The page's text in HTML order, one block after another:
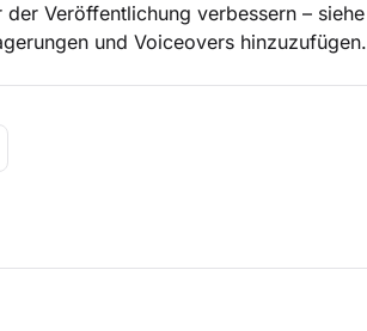
Veröffentlichung verbessern – siehe
und Voiceovers hinzuzufügen.